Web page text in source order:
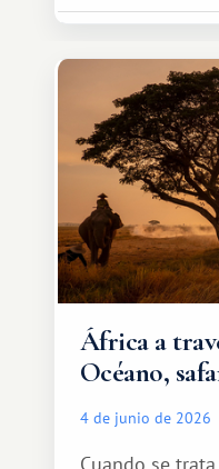
espacio para
especial por tu
qué ser algo
cálido y
África a
Océano,
4 de junio de 2026